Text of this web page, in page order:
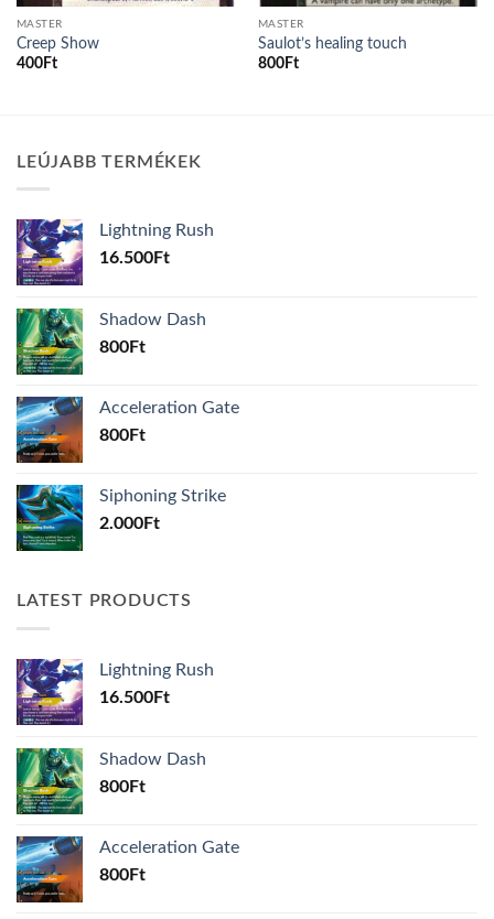
MASTER
Creep Show
400Ft
MASTER
Saulot’s healing touch
800Ft
LEÚJABB TERMÉKEK
Lightning Rush
16.500Ft
Shadow Dash
800Ft
Acceleration Gate
800Ft
Siphoning Strike
2.000Ft
LATEST PRODUCTS
Lightning Rush
16.500Ft
Shadow Dash
800Ft
Acceleration Gate
800Ft